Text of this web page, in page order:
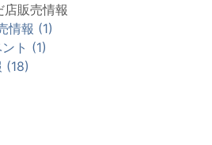
販売情報
情報 (1)
ト (1)
(18)